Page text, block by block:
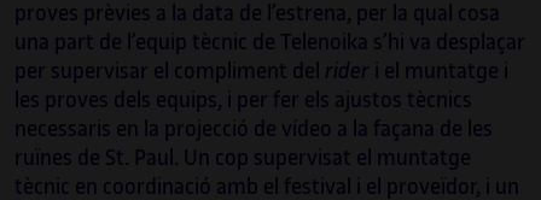
proves prèvies a la data de l’estrena, per la qual cosa
una part de l’equip tècnic de Telenoika s’hi va desplaçar
per supervisar el compliment del rider i el muntatge i
les proves dels equips, i per fer els ajustos tècnics
necessaris en la projecció de vídeo a la façana de les
ruïnes de St. Paul. Un cop supervisat el muntatge
tècnic en coordinació amb el festival i el proveïdor, i un
És professor de l’assignatura de Vídeo en
temps real del màster d’Innovació
Audiovisual i Interacció de BAU des del 2018.